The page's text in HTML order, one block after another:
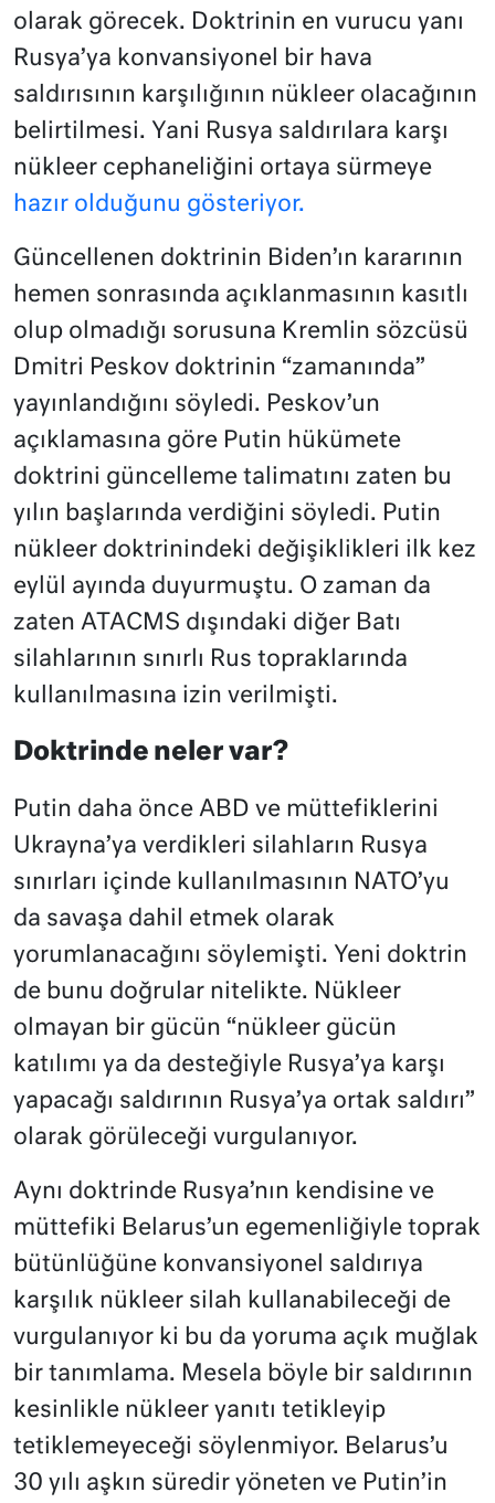
olarak görecek. Doktrinin en vurucu yanı
Rusya’ya konvansiyonel bir hava
saldırısının karşılığının nükleer olacağının
belirtilmesi. Yani Rusya saldırılara karşı
nükleer cephaneliğini ortaya sürmeye
hazır olduğunu gösteriyor.
Güncellenen doktrinin Biden’ın kararının
hemen sonrasında açıklanmasının kasıtlı
olup olmadığı sorusuna Kremlin sözcüsü
Dmitri Peskov doktrinin “zamanında”
yayınlandığını söyledi. Peskov’un
açıklamasına göre Putin hükümete
doktrini güncelleme talimatını zaten bu
yılın başlarında verdiğini söyledi. Putin
nükleer doktrinindeki değişiklikleri ilk kez
eylül ayında duyurmuştu. O zaman da
zaten ATACMS dışındaki diğer Batı
silahlarının sınırlı Rus topraklarında
kullanılmasına izin verilmişti.
Doktrinde neler var?
Putin daha önce ABD ve müttefiklerini
Ukrayna’ya verdikleri silahların Rusya
sınırları içinde kullanılmasının NATO’yu
da savaşa dahil etmek olarak
yorumlanacağını söylemişti. Yeni doktrin
de bunu doğrular nitelikte. Nükleer
olmayan bir gücün “nükleer gücün
katılımı ya da desteğiyle Rusya’ya karşı
yapacağı saldırının Rusya’ya ortak saldırı”
olarak görüleceği vurgulanıyor.
Aynı doktrinde Rusya’nın kendisine ve
müttefiki Belarus’un egemenliğiyle toprak
bütünlüğüne konvansiyonel saldırıya
karşılık nükleer silah kullanabileceği de
vurgulanıyor ki bu da yoruma açık muğlak
bir tanımlama. Mesela böyle bir saldırının
kesinlikle nükleer yanıtı tetikleyip
tetiklemeyeceği söylenmiyor. Belarus’u
30 yılı aşkın süredir yöneten ve Putin’in